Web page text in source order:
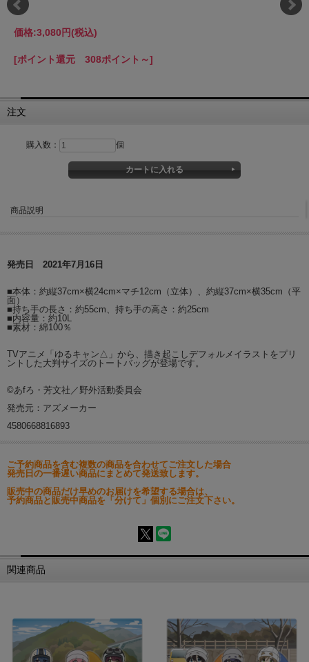
価格:3,080円(税込)
[ポイント還元 308ポイント～]
注文
購入数： 個
商品説明
発売日 2021年7月16日
■本体：約縦37cm×横24cm×マチ12cm（立体）、約縦37cm×横35cm（平
面）
■持ち手の長さ：約55cm、持ち手の高さ：約25cm
■内容量：約10L
■素材：綿100％
TVアニメ「ゆるキャン△」から、描き起こしデフォルメイラストをプリ
ントした大判サイズのトートバッグが登場です。
©あfろ・芳文社／野外活動委員会
発売元：アズメーカー
4580668816893
ご予約商品を含む複数の商品を合わせてご注文した場合
発売日の一番遅い商品にまとめて発送致します。
販売中の商品だけ早めのお届けを希望する場合は、
予約商品と販売中商品を「分けて」個別にご注文下さい。
関連商品